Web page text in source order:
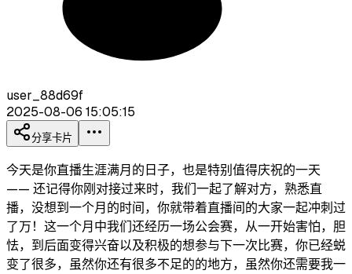
user_88d69f
2025-08-06 15:05:15
分享卡片
今天是你直播生涯满月的日子，也是特别值得庆祝的一天
—— 还记得你刚对接过来时，我们一起了解对方，熟悉直
播，没想到一个月的时间，你就带着直播间的大家一起冲刺过
了万！这一个月中我们还经历一场公会赛，从一开始害怕，胆
怯，到后面变得兴奋以及积极的想参与下一次比赛，你已经蜕
变了很多，虽然你还有很多不足的的地方，虽然你还需要我一